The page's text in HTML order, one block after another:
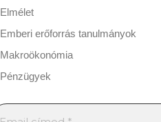
Elmélet
Emberi erőforrás tanulmányok
Makroökonómia
Pénzügyek